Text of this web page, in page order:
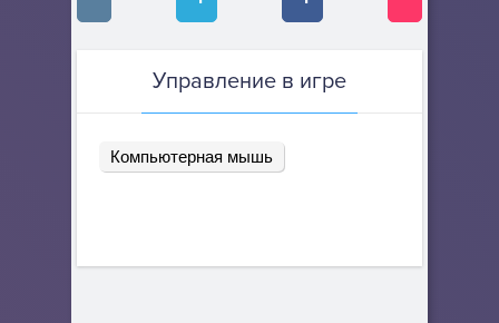
Управление в игре
Компьютерная мышь